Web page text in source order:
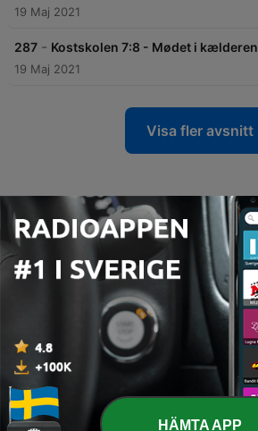
19 Maj 2021
287 - Kostskolen 7:8 - Mødet i kælderen
19 Maj 2021
Visa fler avsnitt
DR P1 Radioavisen poddar
HÄMTA APP